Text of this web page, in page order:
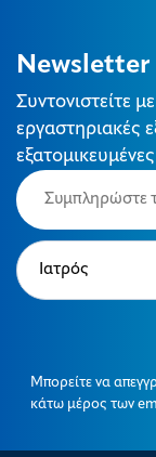
Newsletter
Συντονιστείτε
εργαστηριακές
Email
(Required)
Type
(Required)
Μπορείτε να
κάτω μέρος των